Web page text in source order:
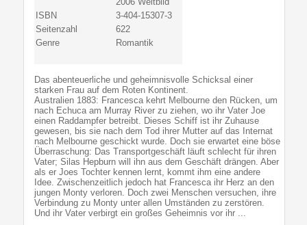
ISBN
3-404-15307-3
Seitenzahl
622
Genre
Romantik
Das abenteuerliche und geheimnisvolle Schicksal einer
starken Frau auf dem Roten Kontinent.
Australien 1883: Francesca kehrt Melbourne den Rücken, um
nach Echuca am Murray River zu ziehen, wo ihr Vater Joe
einen Raddampfer betreibt. Dieses Schiff ist ihr Zuhause
gewesen, bis sie nach dem Tod ihrer Mutter auf das Internat
nach Melbourne geschickt wurde. Doch sie erwartet eine böse
Überraschung: Das Transportgeschäft läuft schlecht für ihren
Vater; Silas Hepburn will ihn aus dem Geschäft drängen. Aber
als er Joes Tochter kennen lernt, kommt ihm eine andere
Idee. Zwischenzeitlich jedoch hat Francesca ihr Herz an den
jungen Monty verloren. Doch zwei Menschen versuchen, ihre
Verbindung zu Monty unter allen Umständen zu zerstören.
Und ihr Vater verbirgt ein großes Geheimnis vor ihr ...